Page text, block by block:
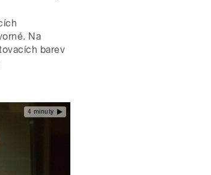
Na
barev
4 minuty